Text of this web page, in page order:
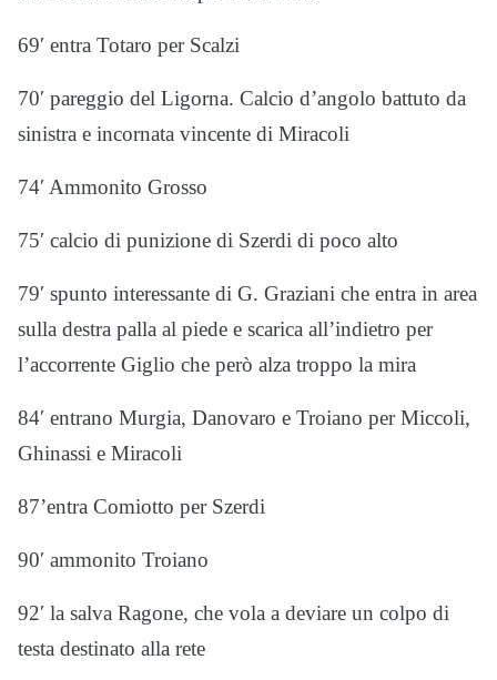
69′ entra Totaro per Scalzi
70′ pareggio del Ligorna. Calcio d’angolo battuto da
sinistra e incornata vincente di Miracoli
74′ Ammonito Grosso
75′ calcio di punizione di Szerdi di poco alto
79′ spunto interessante di G. Graziani che entra in area
sulla destra palla al piede e scarica all’indietro per
l’accorrente Giglio che però alza troppo la mira
84′ entrano Murgia, Danovaro e Troiano per Miccoli,
Ghinassi e Miracoli
87’entra Comiotto per Szerdi
90′ ammonito Troiano
92′ la salva Ragone, che vola a deviare un colpo di
testa destinato alla rete